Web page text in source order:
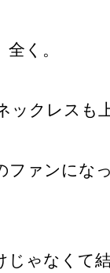
く。
ックレスも
ファンにな
じゃなくて